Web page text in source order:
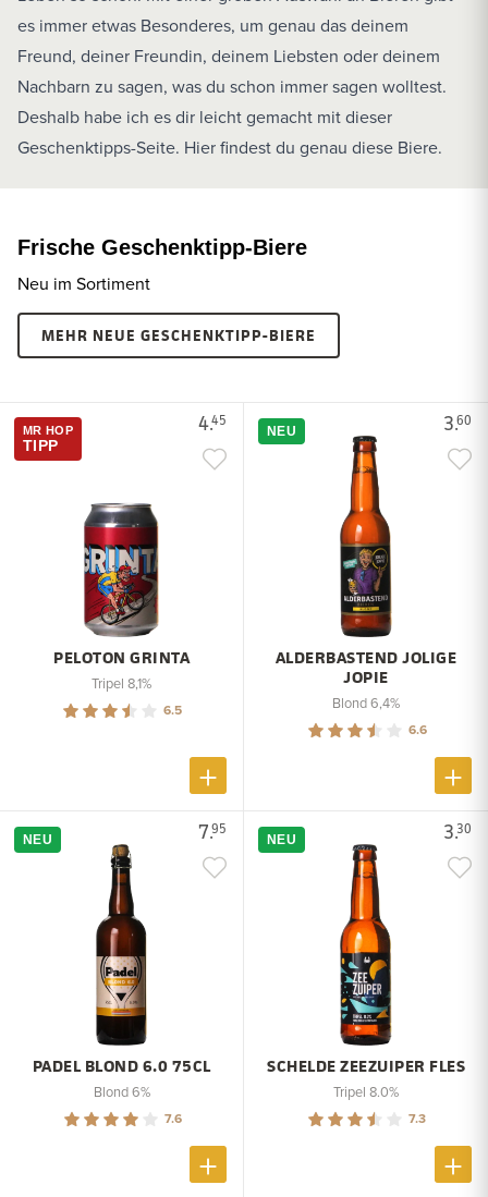
es immer etwas Besonderes, um genau das deinem
Freund, deiner Freundin, deinem Liebsten oder deinem
Nachbarn zu sagen, was du schon immer sagen wolltest.
Deshalb habe ich es dir leicht gemacht mit dieser
Geschenktipps-Seite. Hier findest du genau diese Biere.
Frische Geschenktipp-Biere
Neu im Sortiment
MEHR NEUE GESCHENKTIPP-BIERE
4.45
MR HOP
TIPP
PELOTON GRINTA
Tripel 8,1%
6.5
3.60
NEU
ALDERBASTEND JOLIGE
JOPIE
Blond 6,4%
6.6
7.95
NEU
PADEL BLOND 6.0 75CL
Blond 6%
7.6
3.30
NEU
SCHELDE ZEEZUIPER FLES
Tripel 8.0%
7.3